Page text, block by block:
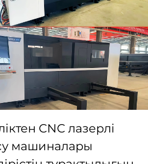
CNC лазерлі
машиналары